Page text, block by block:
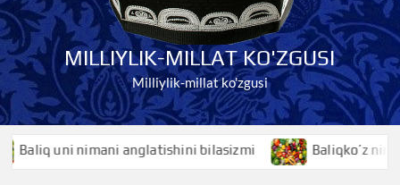
MILLIYLIK-MILLAT KO'ZGUSI
Milliylik-millat ko'zgusi
uni nimani anglatishini bilasizmi Baliqko’z nimani